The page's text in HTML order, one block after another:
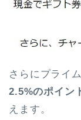
さらにプライ
2.5%のポイン
えます。